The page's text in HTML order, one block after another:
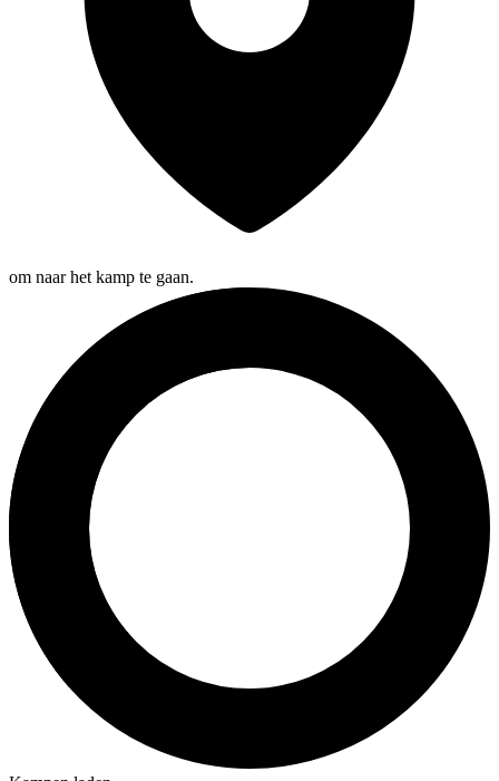
om naar het kamp te gaan.